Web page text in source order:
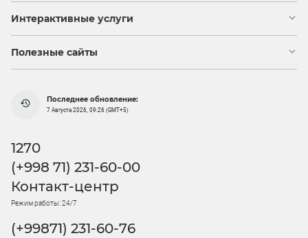
Интерактивные услуги
Полезные сайты
Последнее обновление:
7 Августа 2026, 09:26 (GMT+5)
1270
(+998 71) 231-60-00
Контакт-центр
Режим работы: 24/7
(+99871) 231-60-76